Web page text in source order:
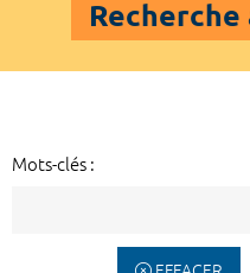
Recherche
Mots-clés :